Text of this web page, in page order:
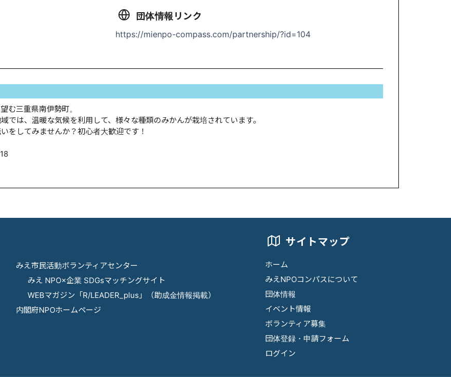
団体情報リンク
https://mienpo-compass.com/partnership/?id=104
む三重県南伊勢町。
では、温暖な気候を利用して、様々な種類のみかんが栽培されています。
をしてみませんか？初心者大歓迎です！
みえ市民活動ボランティアセンター
みえ NPO×企業 SDGsマッチングサイト
WEBマガジン「R/LEADER_plus」（助成金情報掲載）
内閣府NPOホームページ
サイトマップ
ホーム
みえNPOコンパスについて
団体情報
イベント情報
ボランティア募集
団体登録・申請フォーム
ログイン